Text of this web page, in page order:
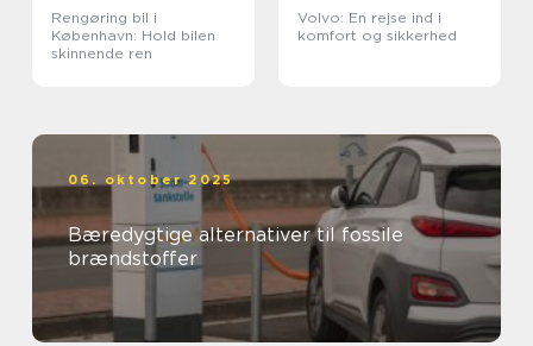
Rengøring bil i
København: Hold bilen
skinnende ren
Volvo: En rejse ind i
komfort og sikkerhed
06. oktober 2025
Bæredygtige alternativer til fossile
brændstoffer